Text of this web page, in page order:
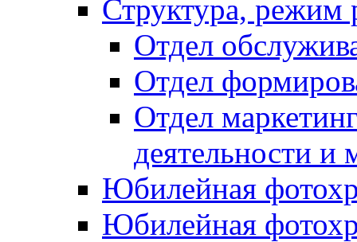
Структура, режим
Отдел
Отдел
Отдел
деятельности и
Юбилейная
Юбилейная